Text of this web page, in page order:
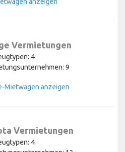
Vermietungen
4
9
Mietwagen anzeigen
Vermietungen
4